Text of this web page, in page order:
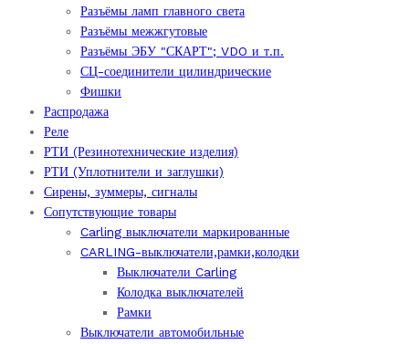
Разъёмы ламп главного света
Разъёмы межжгутовые
Разъёмы ЭБУ "СКАРТ"; VDO и т.п.
СЦ-соединители цилиндрические
Фишки
Распродажа
Реле
РТИ (Резинотехнические изделия)
РТИ (Уплотнители и заглушки)
Сирены, зуммеры, сигналы
Сопутствующие товары
Carling выключатели маркированные
CARLING-выключатели,рамки,колодки
Выключатели Carling
Колодка выключателей
Рамки
Выключатели автомобильные